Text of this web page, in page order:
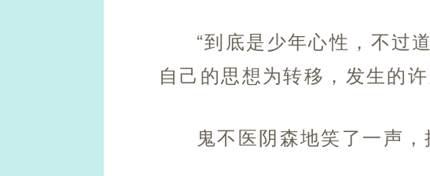
“到底是少年心性，不过
自己的思想为转移，发生的
鬼不医阴森地笑了一声，